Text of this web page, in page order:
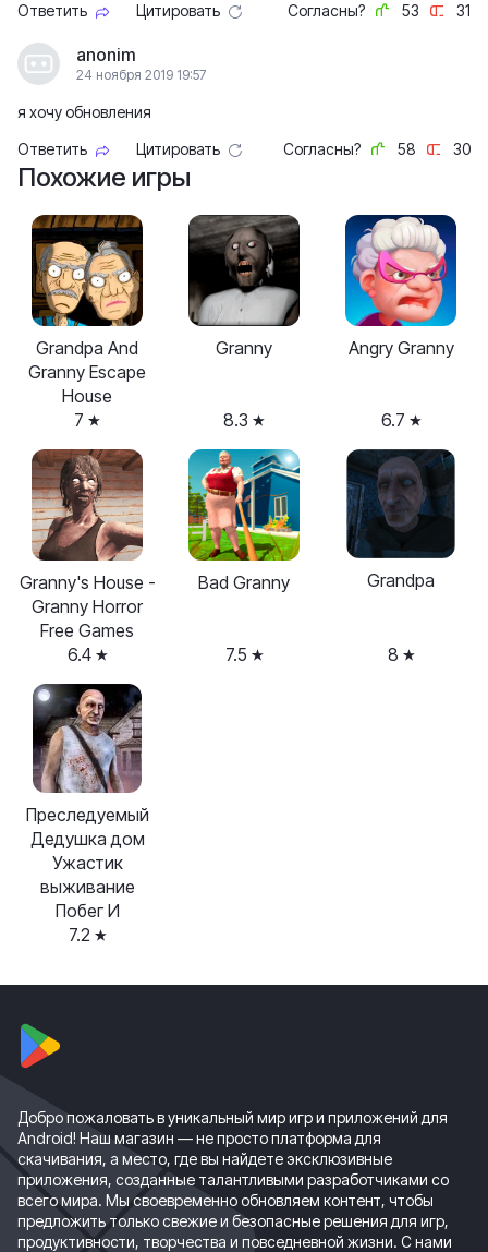
Ответить
Цитировать Согласны? 53 31
anonim
24 ноября 2019 19:57
я хочу обновления
Ответить
Цитировать Согласны? 58 30
Похожие игры
Grandpa And
Granny Escape
House
7
Granny
8.3
Angry Granny
6.7
Granny's House -
Granny Horror
Free Games
6.4
Bad Granny
7.5
Grandpa
8
Преследуемый
Дедушка дом
Ужастик
выживание
Побег И
7.2
Добро пожаловать в уникальный мир игр и приложений для
Android! Наш магазин — не просто платформа для
скачивания, а место, где вы найдете эксклюзивные
приложения, созданные талантливыми разработчиками со
всего мира. Мы своевременно обновляем контент, чтобы
предложить только свежие и безопасные решения для игр,
продуктивности, творчества и повседневной жизни. С нами